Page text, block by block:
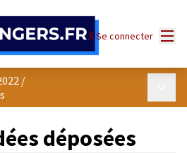
Se connecter
/
déposées